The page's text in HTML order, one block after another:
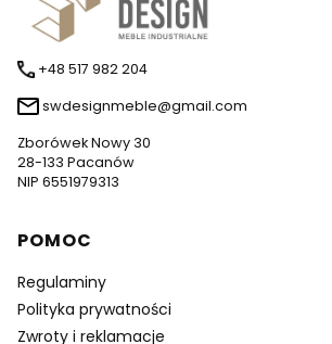
+48 517 982 204
swdesignmeble@gmail.com
Zborówek Nowy 30
28-133 Pacanów
NIP 6551979313
Linki w stopce
POMOC
Regulaminy
Polityka prywatności
Zwroty i reklamacje